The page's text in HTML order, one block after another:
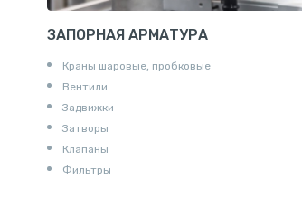
ЗАПОРНАЯ АРМАТУРА
Краны шаровые, пробковые
Вентили
Задвижки
Затворы
Клапаны
Фильтры